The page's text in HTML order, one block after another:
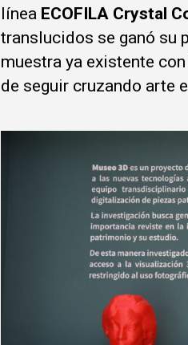
línea ECOFILA Crystal
translucidos se ganó su
muestra ya existente con
de seguir cruzando arte